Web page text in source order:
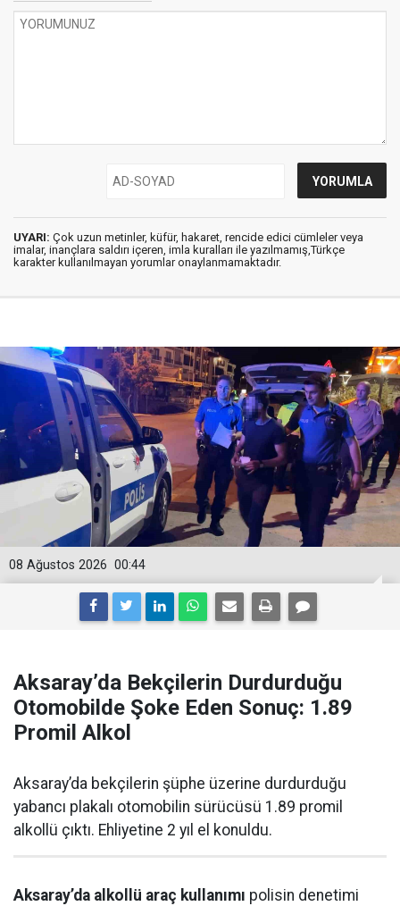
UYARI: Çok uzun metinler, küfür, hakaret, rencide edici cümleler veya
imalar, inançlara saldırı içeren, imla kuralları ile yazılmamış,Türkçe
karakter kullanılmayan yorumlar onaylanmamaktadır.
00:44
08 Ağustos 2026
Aksaray’da Bekçilerin Durdurduğu
Otomobilde Şoke Eden Sonuç: 1.89
Promil Alkol
Aksaray’da bekçilerin şüphe üzerine durdurduğu
yabancı plakalı otomobilin sürücüsü 1.89 promil
alkollü çıktı. Ehliyetine 2 yıl el konuldu.
Aksaray’da alkollü araç kullanımı polisin denetimi